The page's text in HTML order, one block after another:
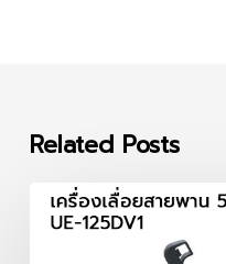
Related Posts
เครื่อง
เลื่อย